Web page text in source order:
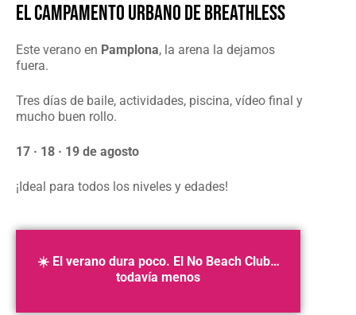
El campamento urbano de Breathless
Este verano en Pamplona, la arena la dejamos
fuera.
Tres días de baile, actividades, piscina, vídeo final y
mucho buen rollo.
17 · 18 · 19 de agosto
¡Ideal para todos los niveles y edades!
☀️ El verano dura poco. El No Beach Club…
todavía menos